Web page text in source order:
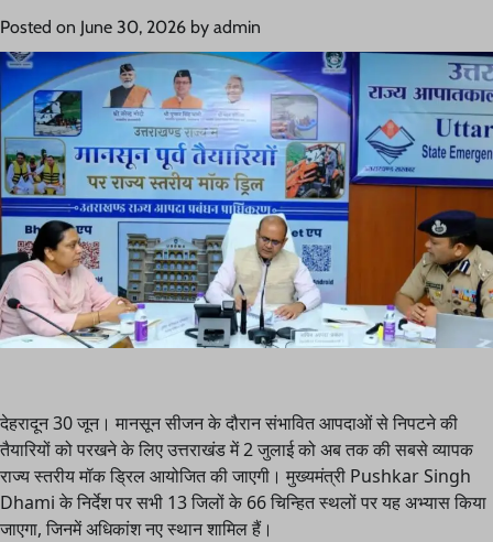
Posted on June 30, 2026 by admin
देहरादून 30 जून। मानसून सीजन के दौरान संभावित आपदाओं से निपटने की
तैयारियों को परखने के लिए उत्तराखंड में 2 जुलाई को अब तक की सबसे व्यापक
राज्य स्तरीय मॉक ड्रिल आयोजित की जाएगी। मुख्यमंत्री Pushkar Singh
Dhami के निर्देश पर सभी 13 जिलों के 66 चिन्हित स्थलों पर यह अभ्यास किया
जाएगा, जिनमें अधिकांश नए स्थान शामिल हैं।